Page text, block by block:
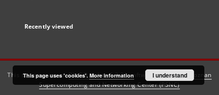
Recently viewed
This service runs onDInGO dLibra 6.3.21software created by
Poznan
Supercomputing and Networking Center (PSNC)
This page uses 'cookies'. More information I understand